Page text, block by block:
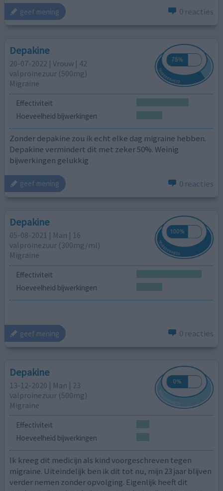
geef mening 0 reacties
Depakine
20-07-2022 | Vrouw | 42
valproinezuur (500mg)
Migraine
Effectiviteit
Hoeveelheid bijwerkingen
Zonder depakine zou ik echt elke dag migraine hebben.
Depakine vermindert dit met zeker 50%. Weinig
bijwerkingen gelukkig
geef mening 0 reacties
Depakine
05-08-2021 | Man | 16
valproinezuur (300mg/ml)
Migraine
Effectiviteit
Hoeveelheid bijwerkingen
geef mening 0 reacties
Depakine
13-12-2020 | Man | 23
valproinezuur (500mg)
Migraine
Effectiviteit
Hoeveelheid bijwerkingen
Ik kreeg dit medicijn als kind voorgeschreven tegen
migraine. Uiteindelijk ben ik dit tot nu, mijn 23 jaar blijven
verder nemen zonder opvolging. Eigenlijk heeft dit